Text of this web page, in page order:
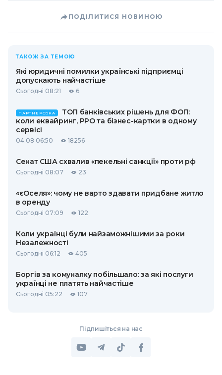
ПОДІЛИТИСЯ НОВИНОЮ
ТАКОЖ ЗА ТЕМОЮ
Які юридичні помилки українські підприємці
допускають найчастіше
Сьогодні 08:21 6
ПАРТНЕРСЬКА
ТОП банківських рішень для ФОП:
коли еквайринг, РРО та бізнес-картки в одному
сервісі
04.08 06:50 18256
Сенат США схвалив «пекельні санкції» проти рф
Сьогодні 08:07 23
«єОселя»: чому не варто здавати придбане житло
в оренду
Сьогодні 07:09 122
Коли українці були найзаможнішими за роки
Незалежності
Сьогодні 06:12 405
Боргів за комуналку побільшало: за які послуги
українці не платять найчастіше
Сьогодні 05:22 107
Підпишіться на нас